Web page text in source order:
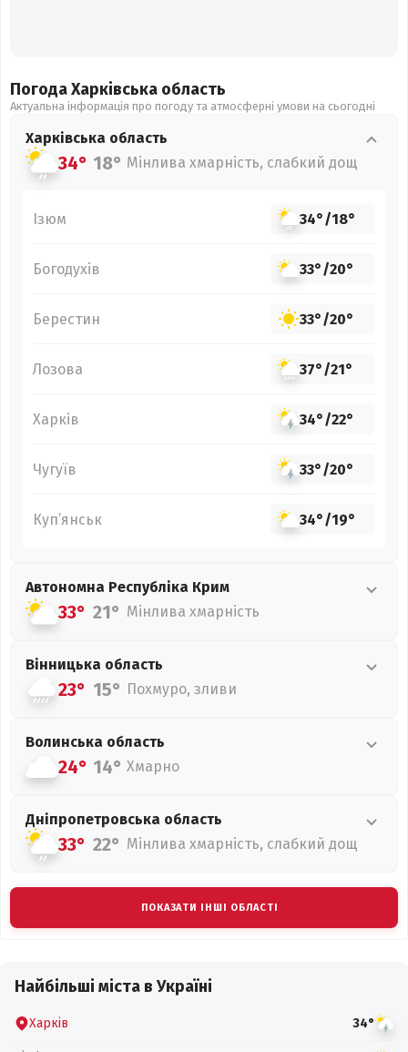
Погода Харківська область
Актуальна інформація про погоду та атмосферні умови на сьогодні
Харківська область
34° 18° Мінлива хмарність, слабкий дощ
Ізюм 34°/18°
Богодухів 33°/20°
Берестин 33°/20°
Лозова 37°/21°
Харків 34°/22°
Чугуїв 33°/20°
Куп’янськ 34°/19°
Автономна Республіка Крим
33° 21° Мінлива хмарність
Вінницька область
23° 15° Похмуро, зливи
Волинська область
24° 14° Хмарно
Дніпропетровська область
33° 22° Мінлива хмарність, слабкий дощ
ПОКАЗАТИ ІНШІ ОБЛАСТІ
Найбільші міста в Україні
Харків 34°